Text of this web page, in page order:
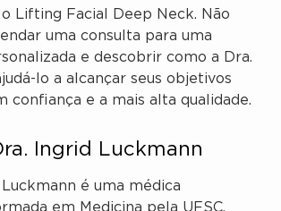
Lifting Facial Deep Neck. Não
uma consulta para uma
e descobrir como a Dra.
lo a alcançar seus objetivos
confiança e a mais alta qualidade.
Ingrid Luckmann
é uma médica
em Medicina pela UFSC,